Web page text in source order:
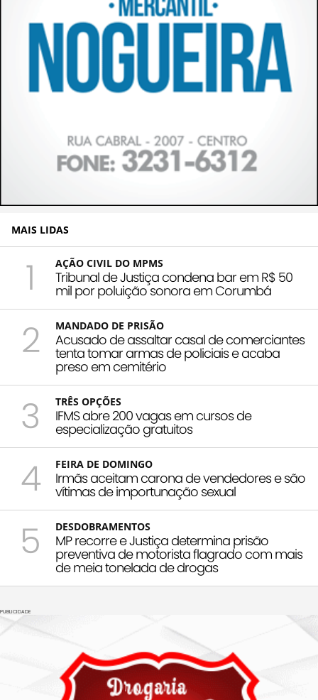
MAIS LIDAS
1 AÇÃO CIVIL DO MPMS
Tribunal de Justiça condena bar em R$ 50
mil por poluição sonora em Corumbá
2 MANDADO DE PRISÃO
Acusado de assaltar casal de comerciantes
tenta tomar armas de policiais e acaba
preso em cemitério
3 TRÊS OPÇÕES
IFMS abre 200 vagas em cursos de
especialização gratuitos
4 FEIRA DE DOMINGO
Irmãs aceitam carona de vendedores e são
vítimas de importunação sexual
5 DESDOBRAMENTOS
MP recorre e Justiça determina prisão
preventiva de motorista flagrado com mais
de meia tonelada de drogas
PUBLICIDADE